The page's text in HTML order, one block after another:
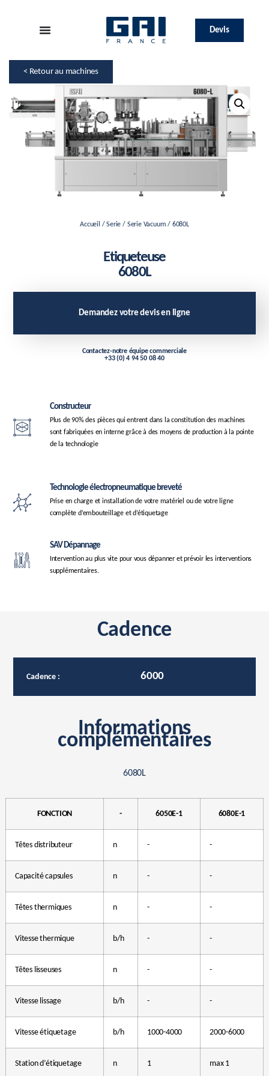
Devis
< Retour au machines
Accueil /Serie / Serie Vacuum / 6080L
Etiqueteuse
6080L
Demandez votre devis en ligne
Contactez-notre équipe commerciale
+33 (0) 4 94 50 08 40
Constructeur
Plus de 90% des pièces qui entrent dans la constitution des machines
sont fabriquées en interne grâce à des moyens de production à la pointe
de la technologie
Technologie électropneumatique breveté
Prise en charge et installation de votre matériel ou de votre ligne
complète d’embouteillage et d’étiquetage
SAV Dépannage
Intervention au plus vite pour vous dépanner et prévoir les interventions
supplémentaires.
Informations
complémentaires
6080L
Cadence
Cadence : 6000
FONCTION - 6050E-1 6080E-1
Têtes distributeur n - -
Capacité capsules n - -
Têtes thermiques n - -
Vitesse thermique b/h - -
Têtes lisseuses n - -
Vitesse lissage b/h - -
Vitesse étiquetage b/h 1000-4000 2000-6000
Station d’étiquetage n 1 max 1